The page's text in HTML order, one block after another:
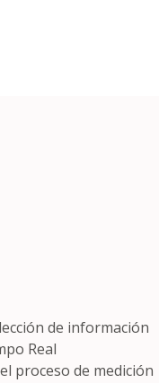
de información
Real
proceso de medición